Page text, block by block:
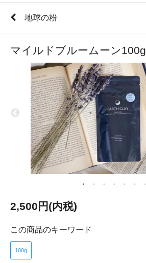
地球の粉
マイルドブルームーン100g
2,500円(内税)
この商品のキーワード
100g